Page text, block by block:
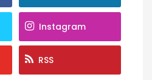
Instagram
RSS